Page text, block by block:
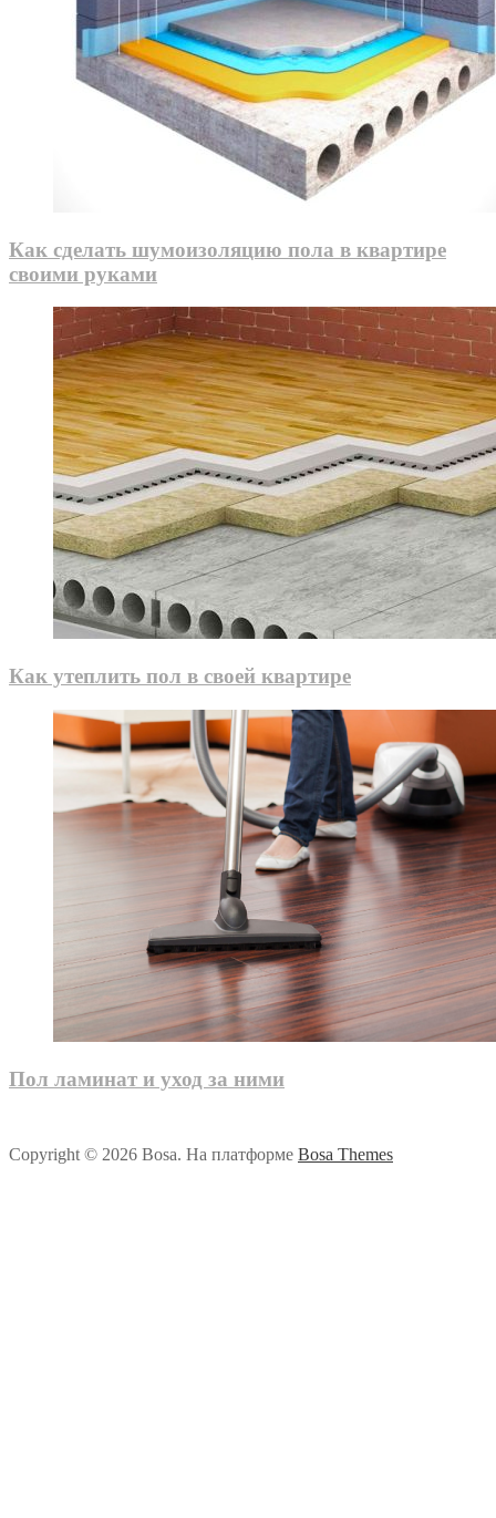
Как сделать шумоизоляцию пола в квартире
своими руками
Как утеплить пол в своей квартире
Пол ламинат и уход за ними
Copyright © 2026 Bosa. На платформе Bosa Themes